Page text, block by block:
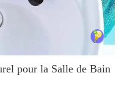
pour la Salle de Bain